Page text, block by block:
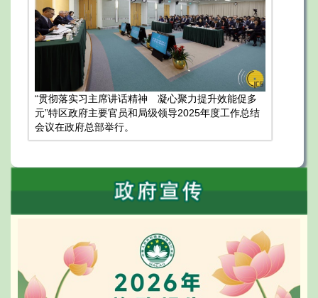
“贯彻落实习主席讲话精神 凝心聚力提升效能促多
元”特区政府主要官员和局级领导2025年度工作总结
会议在政府总部举行。